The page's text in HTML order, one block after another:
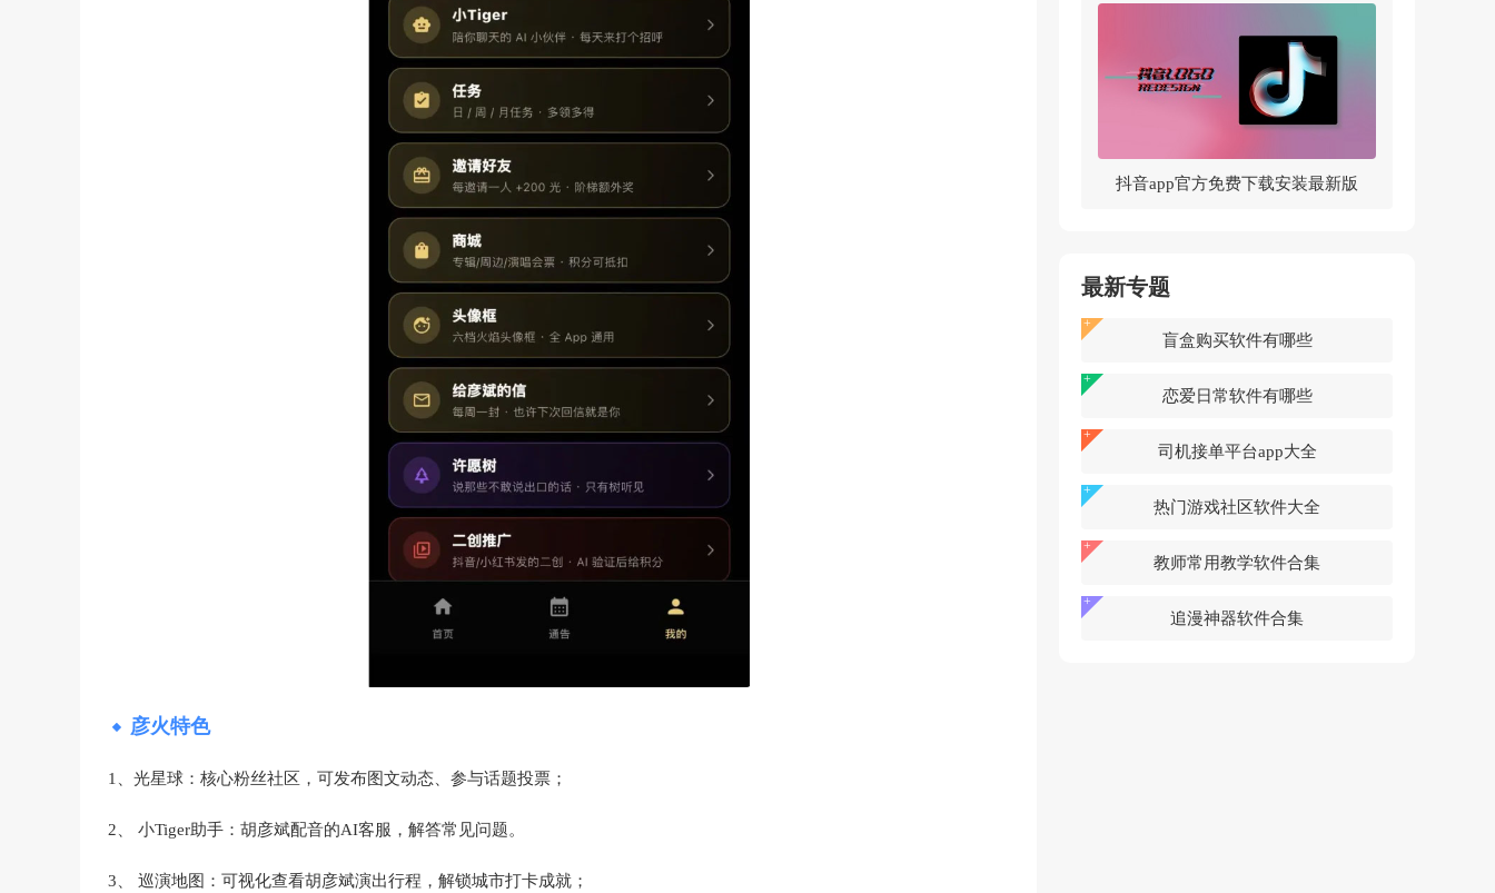
彦火特色
1、光星球：核心粉丝社区，可发布图文动态、参与话题投票；
2、 小Tiger助手：胡彦斌配音的AI客服，解答常见问题。
3、 巡演地图：可视化查看胡彦斌演出行程，解锁城市打卡成就；
抖音app官方免费下载安装最新版
最新专题
盲盒购买软件有哪些
恋爱日常软件有哪些
司机接单平台app大全
热门游戏社区软件大全
教师常用教学软件合集
追漫神器软件合集